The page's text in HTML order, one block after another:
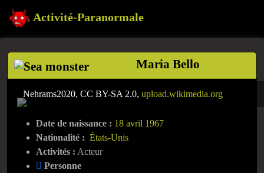
Activité-Paranormale
Maria Bello
Nehrams2020, CC BY-SA 2.0, upload.wikimedia.org
Date de naissance : 18 avril 1967
Nationalité : États-Unis
Activités : Acteur
Personne